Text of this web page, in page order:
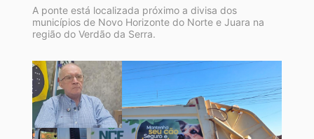
A ponte está localizada próximo a divisa dos
municípios de Novo Horizonte do Norte e Juara na
região do Verdão da Serra.